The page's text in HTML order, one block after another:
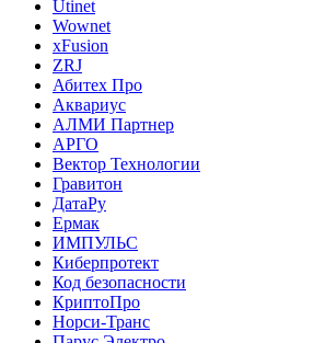
Utinet
Wownet
xFusion
ZRJ
Абитех Про
Аквариус
АЛМИ Партнер
АРГО
Вектор Технологии
Гравитон
ДатаРу
Ермак
ИМПУЛЬС
Киберпротект
Код безопасности
КриптоПро
Норси-Транс